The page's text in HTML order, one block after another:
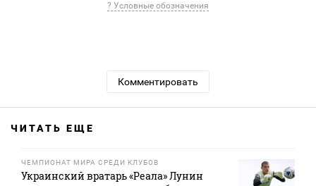
? Условные обозначения
Комментировать
ЧИТАТЬ ЕЩЕ
ЧЕМПИОНАТ МИРА СРЕДИ КЛУБОВ
Украинский вратарь «Реала» Лунин